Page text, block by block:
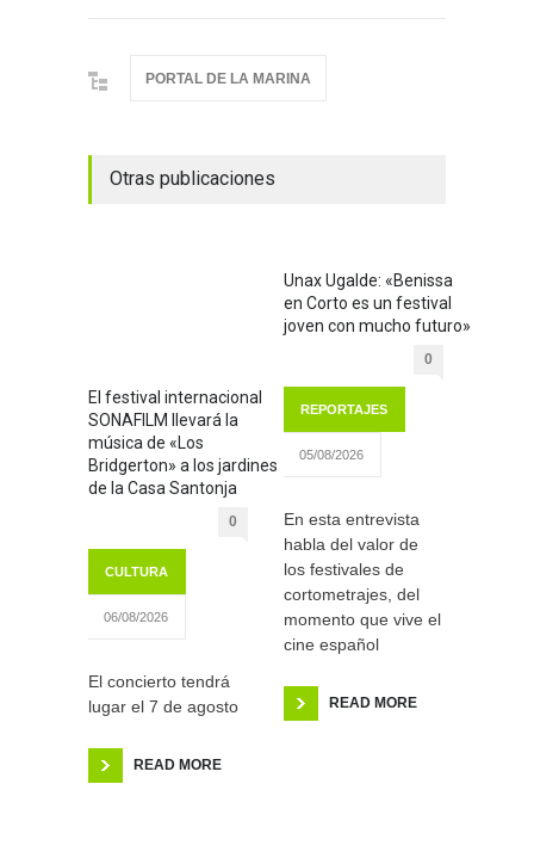
PORTAL DE LA MARINA
Otras publicaciones
El festival internacional
SONAFILM llevará la
música de «Los
Bridgerton» a los jardines
de la Casa Santonja
0
CULTURA
06/08/2026
El concierto tendrá
lugar el 7 de agosto
READ MORE
Unax Ugalde: «Benissa
en Corto es un festival
joven con mucho futuro»
0
REPORTAJES
05/08/2026
En esta entrevista
habla del valor de
los festivales de
cortometrajes, del
momento que vive el
cine español
READ MORE